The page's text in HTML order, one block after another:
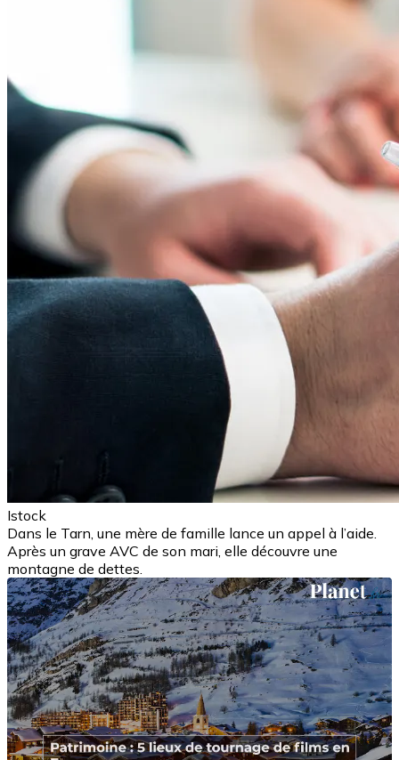
Istock
Dans le Tarn, une mère de famille lance un appel à l’aide.
Après un grave AVC de son mari, elle découvre une
montagne de dettes.